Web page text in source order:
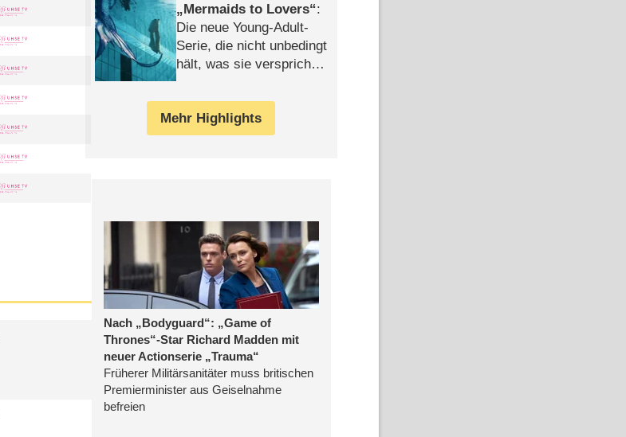
Mermaids to Lovers :
Die neue Young-Adult-
Serie, die nicht unbedingt
hält, was sie verspricht –
Mehr Highlights